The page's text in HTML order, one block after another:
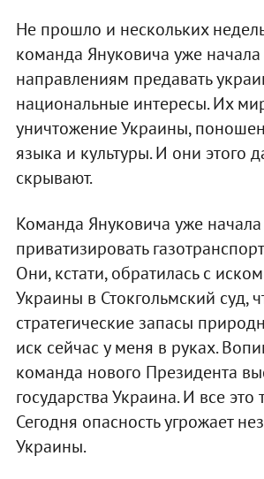
Не прошло и нескольких
команда Януковича уже
направлениям предавать
национальные интересы. Их
уничтожение Украины,
языка и культуры. И они этого
скрывают.
Команда Януковича уже начала
приватизировать
Они, кстати, обратилась с
Украины в Стокгольмский суд,
стратегические запасы
иск сейчас у меня в руках.
команда нового Президента
государства Украина. И все это
Сегодня опасность угрожает
Украины.